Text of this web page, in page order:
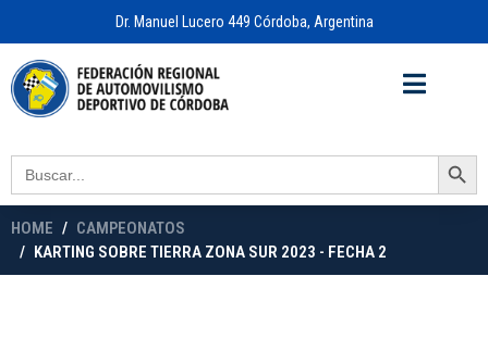
Dr. Manuel Lucero 449 Córdoba, Argentina
Search
for:
Search Button
HOME
CAMPEONATOS
KARTING SOBRE TIERRA ZONA SUR 2023 - FECHA 2